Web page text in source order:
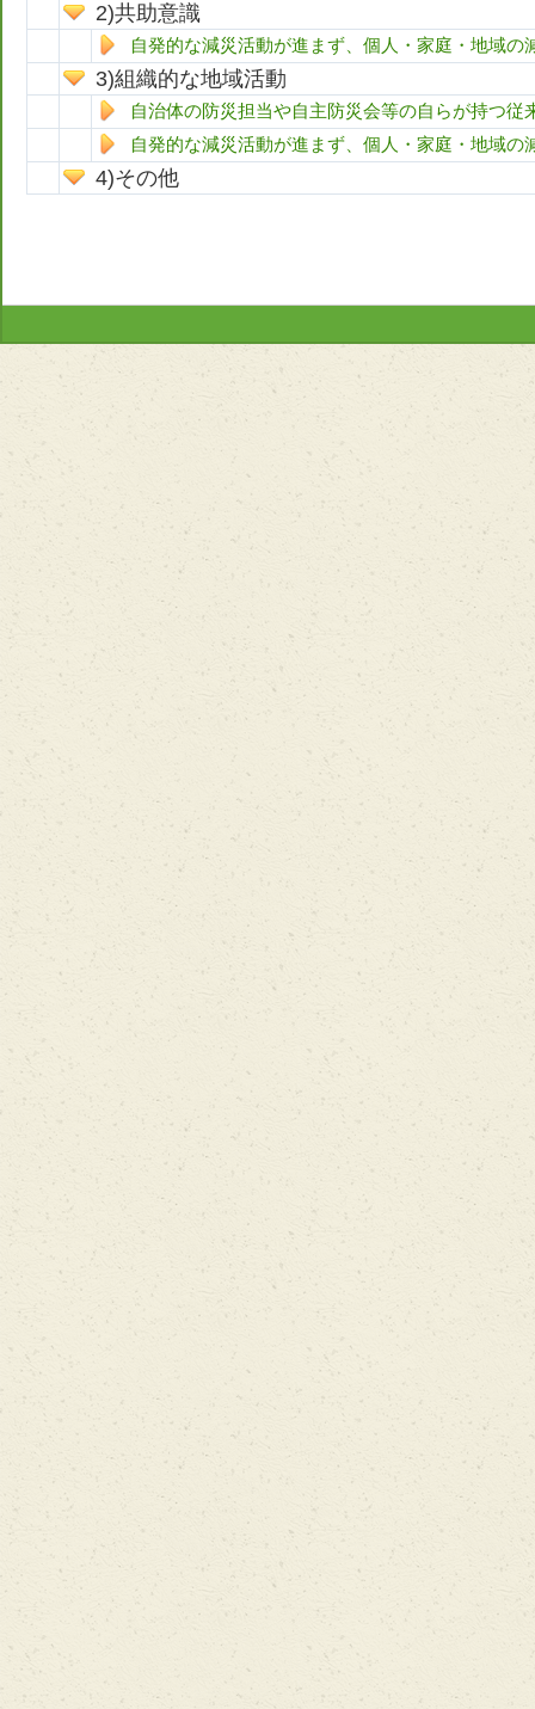
共助意識
自発的な減災活動が進まず、個人・家庭・地域の
組織的な地域活動
自治体の防災担当や自主防災会等の自らが持つ
自発的な減災活動が進まず、個人・家庭・地域の
その他